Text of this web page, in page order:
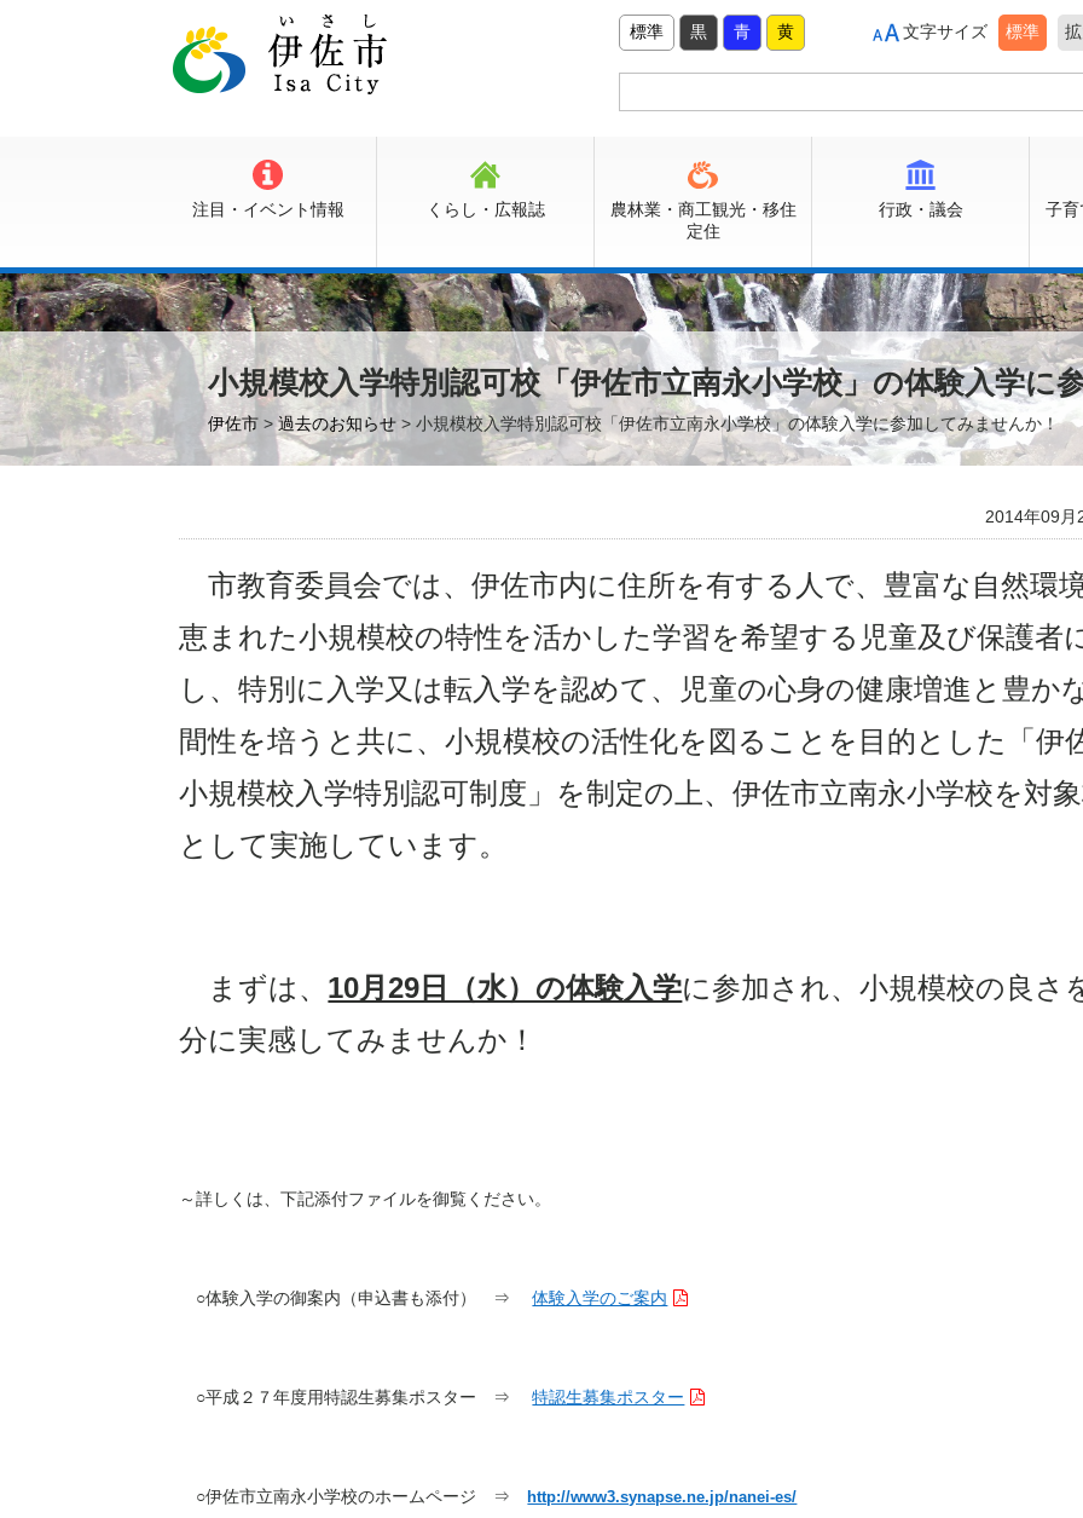
標準 黒 青 黄 文字サイズ 標準
注目・イベント情報 くらし・広報誌
農林業・商工観光・移住
定住
行政・議会 子育
小規模校入学特別認可校「伊佐市立南永小学校」の体験入学に
伊佐市 >過去のお知らせ > 小規模校入学特別認可校「伊佐市立南永小学校」の体験入学に参加してみませんか！
2014年09月
市教育委員会では、伊佐市内に住所を有する人で、豊富な自然環
恵まれた小規模校の特性を活かした学習を希望する児童及び保護者
し、特別に入学又は転入学を認めて、児童の心身の健康増進と豊か
間性を培うと共に、小規模校の活性化を図ることを目的とした「伊
小規模校入学特別認可制度」 を制定の上、伊佐市立南永小学校を対
として実施しています。
まずは、 10月29日（水）の体験入学に参加され、小規模校の良さ
分に実感してみませんか！
～詳しくは、下記添付ファイルを御覧ください。
○体験入学の御案内（申込書も添付） ⇒体験入学のご案内
○平成２７年度用特認生募集ポスター ⇒特認生募集ポスター
○伊佐市立南永小学校のホームページ ⇒ http://www3.synapse.ne.jp/nanei-es/